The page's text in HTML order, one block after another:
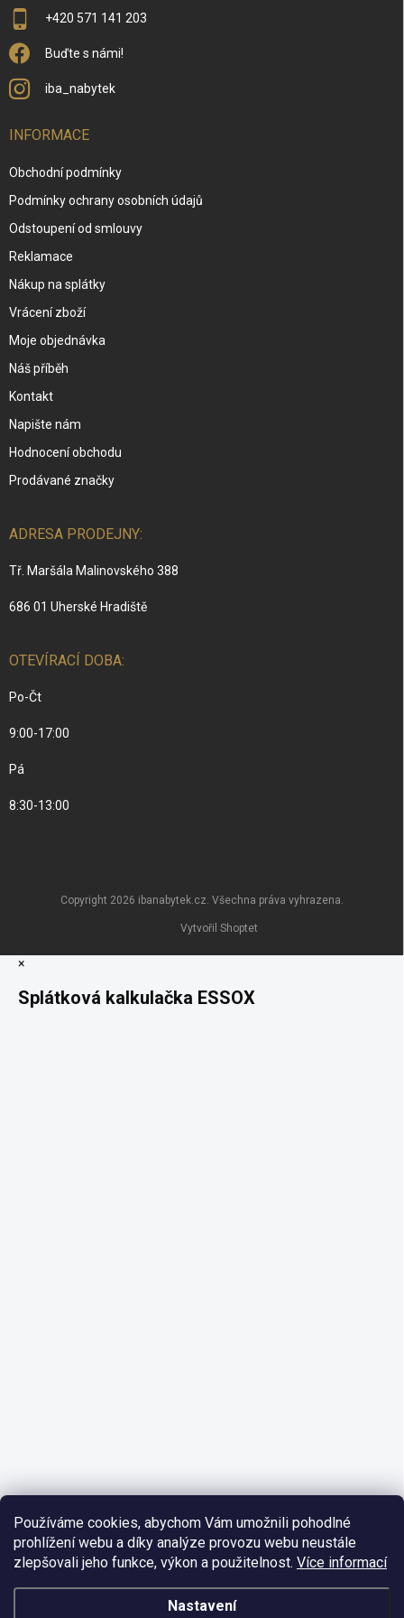
Používáme cookies, abychom Vám umožnili pohodlné
prohlížení webu a díky analýze provozu webu neustále
zlepšovali jeho funkce, výkon a použitelnost. Více informací
Nastavení
+420 571 141 203
Buďte s námi!
iba_nabytek
INFORMACE
Obchodní podmínky
Podmínky ochrany osobních údajů
Odstoupení od smlouvy
Reklamace
Nákup na splátky
Vrácení zboží
Moje objednávka
Náš příběh
Kontakt
Napište nám
Hodnocení obchodu
Prodávané značky
ADRESA PRODEJNY:
Tř. Maršála Malinovského 388
686 01 Uherské Hradiště
OTEVÍRACÍ DOBA:
Po-Čt
9:00-17:00
Pá
8:30-13:00
Vytvořil Shoptet
Copyright 2026 ibanabytek.cz. Všechna práva vyhrazena.
×
Splátková kalkulačka ESSOX